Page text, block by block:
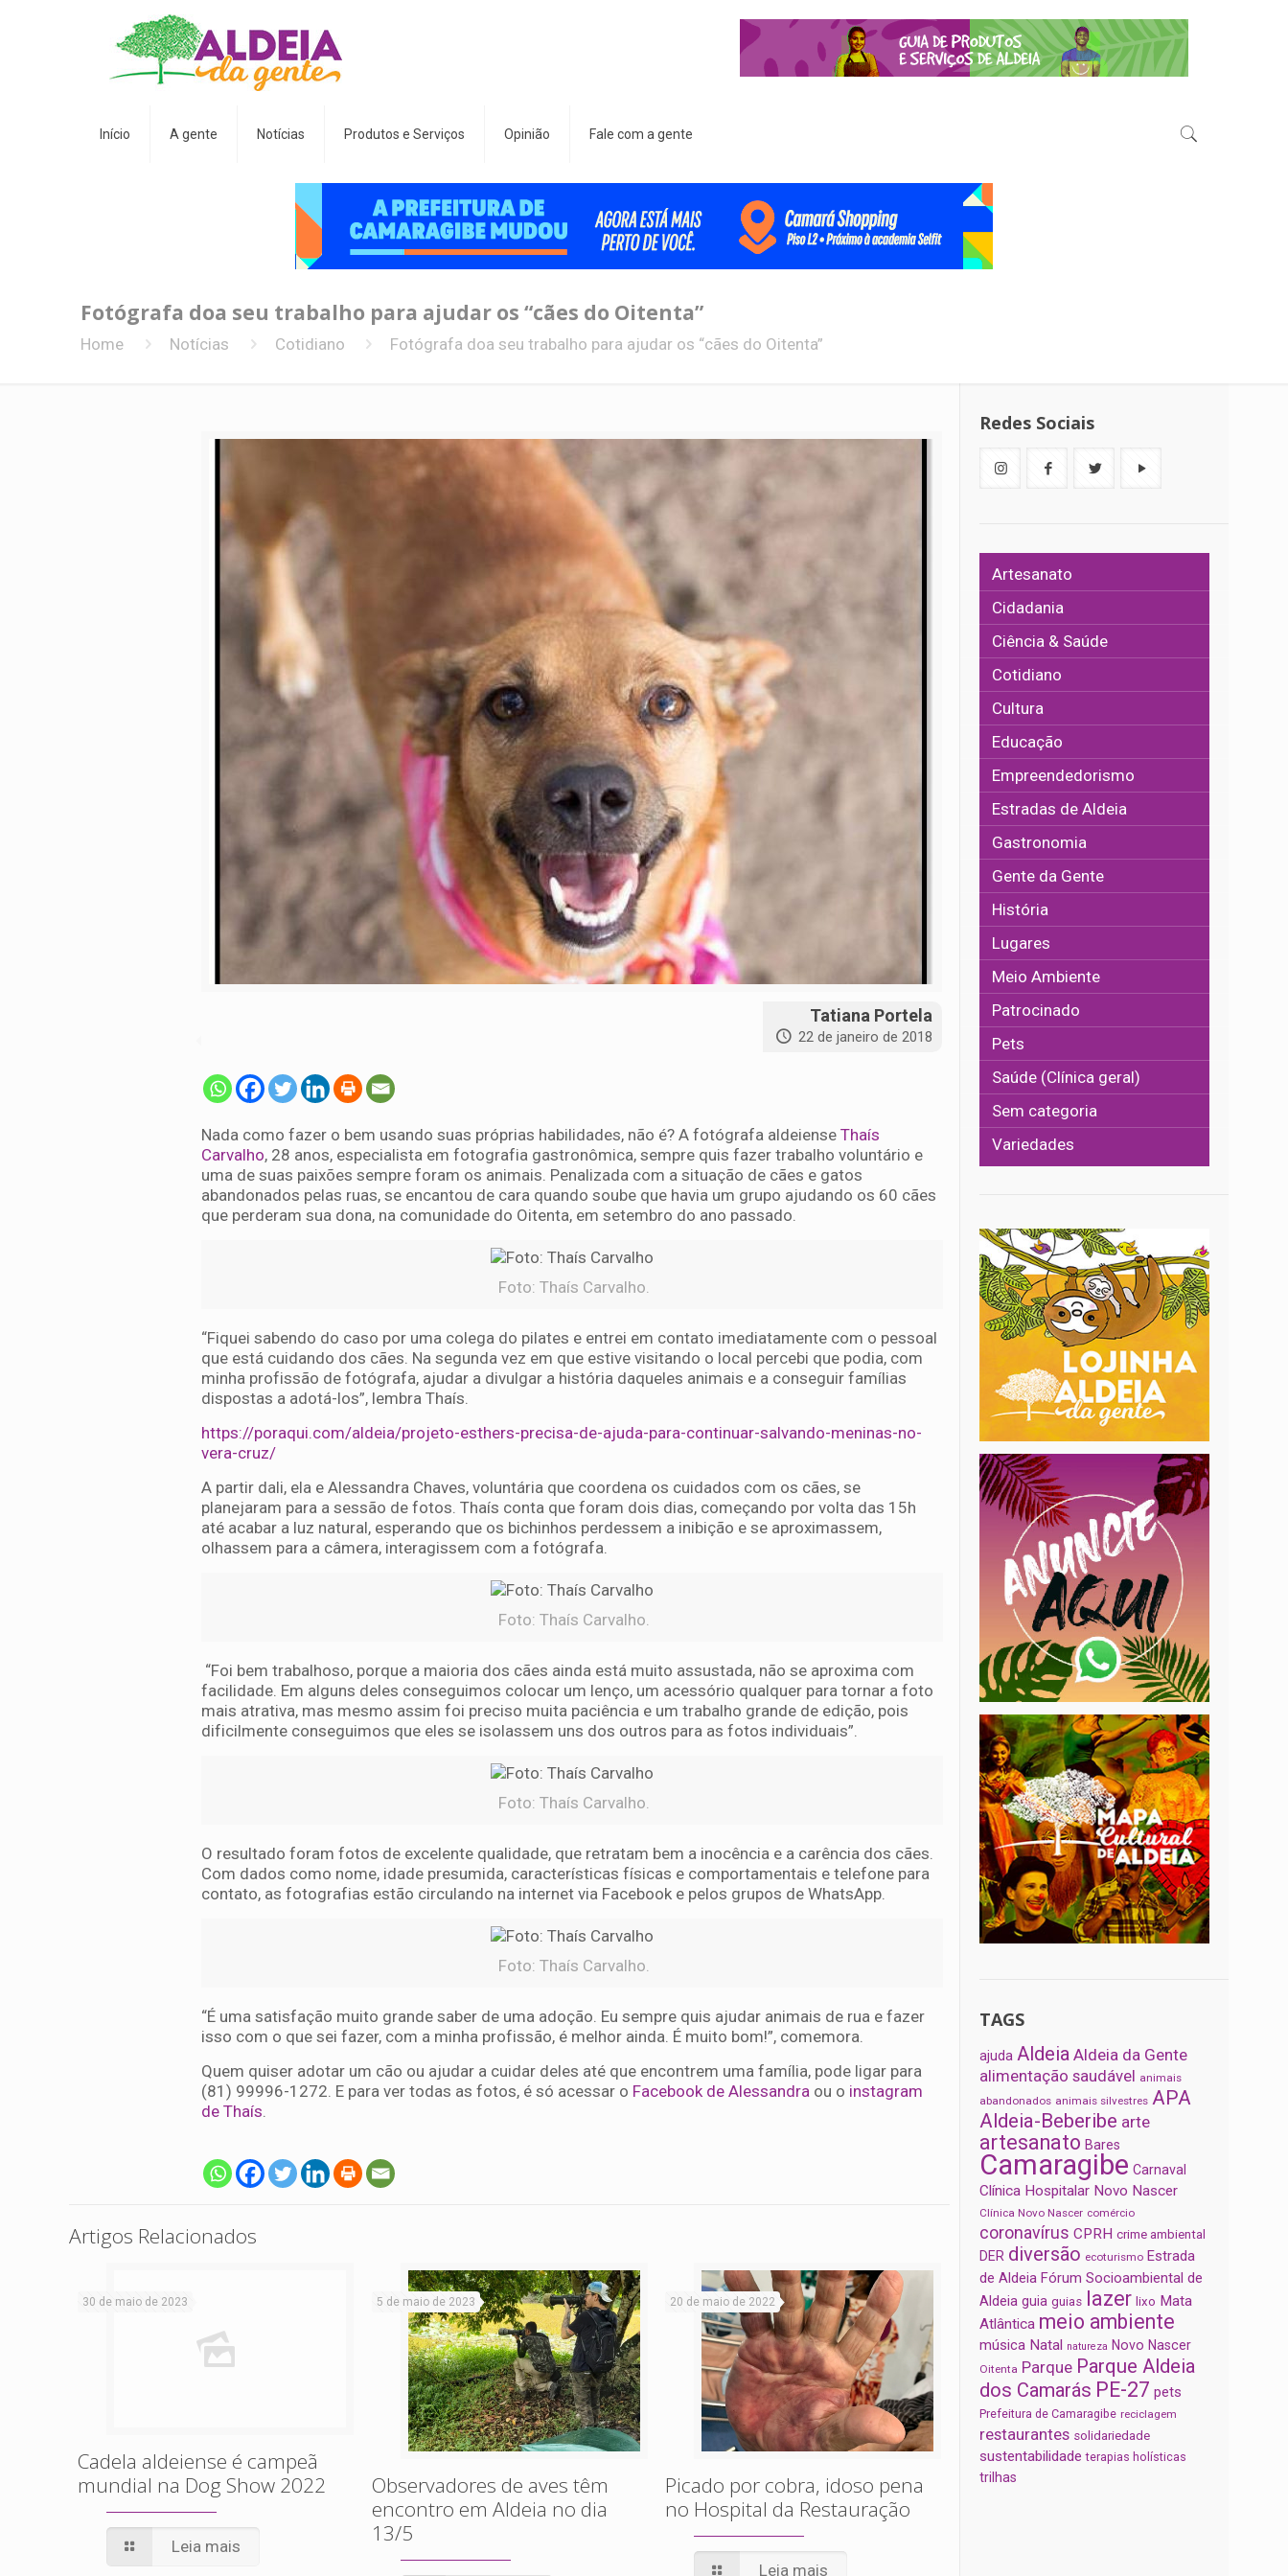
Início A gente Notícias Produtos e Serviços Opinião Fale com a gente
Fotógrafa doa seu trabalho para ajudar os “cães do Oitenta”
Home Notícias Cotidiano Fotógrafa doa seu trabalho para ajudar os “cães do Oitenta”
Tatiana Portela
22 de janeiro de 2018
Nada como fazer o bem usando suas próprias habilidades, não é? A fotógrafa aldeiense Thaís
Carvalho, 28 anos, especialista em fotografia gastronômica, sempre quis fazer trabalho voluntário e
uma de suas paixões sempre foram os animais. Penalizada com a situação de cães e gatos
abandonados pelas ruas, se encantou de cara quando soube que havia um grupo ajudando os 60 cães
que perderam sua dona, na comunidade do Oitenta, em setembro do ano passado.
Foto: Thaís Carvalho.
“Fiquei sabendo do caso por uma colega do pilates e entrei em contato imediatamente com o pessoal
que está cuidando dos cães. Na segunda vez em que estive visitando o local percebi que podia, com
minha profissão de fotógrafa, ajudar a divulgar a história daqueles animais e a conseguir famílias
dispostas a adotá-los”, lembra Thaís.
https://poraqui.com/aldeia/projeto-esthers-precisa-de-ajuda-para-continuar-salvando-meninas-no-
vera-cruz/
A partir dali, ela e Alessandra Chaves, voluntária que coordena os cuidados com os cães, se
planejaram para a sessão de fotos. Thaís conta que foram dois dias, começando por volta das 15h
até acabar a luz natural, esperando que os bichinhos perdessem a inibição e se aproximassem,
olhassem para a câmera, interagissem com a fotógrafa.
Foto: Thaís Carvalho.
“Foi bem trabalhoso, porque a maioria dos cães ainda está muito assustada, não se aproxima com
facilidade. Em alguns deles conseguimos colocar um lenço, um acessório qualquer para tornar a foto
mais atrativa, mas mesmo assim foi preciso muita paciência e um trabalho grande de edição, pois
dificilmente conseguimos que eles se isolassem uns dos outros para as fotos individuais”.
Foto: Thaís Carvalho.
O resultado foram fotos de excelente qualidade, que retratam bem a inocência e a carência dos cães.
Com dados como nome, idade presumida, características físicas e comportamentais e telefone para
contato, as fotografias estão circulando na internet via Facebook e pelos grupos de WhatsApp.
Foto: Thaís Carvalho.
“É uma satisfação muito grande saber de uma adoção. Eu sempre quis ajudar animais de rua e fazer
isso com o que sei fazer, com a minha profissão, é melhor ainda. É muito bom!”, comemora.
Quem quiser adotar um cão ou ajudar a cuidar deles até que encontrem uma família, pode ligar para
(81) 99996-1272. E para ver todas as fotos, é só acessar o Facebook de Alessandraou o instagram
de Thaís.
Artigos Relacionados
30 de maio de 2023
Cadela aldeiense é campeã
mundial na Dog Show 2022
Leia mais
5 de maio de 2023
Observadores de aves têm
encontro em Aldeia no dia
13/5
20 de maio de 2022
Picado por cobra, idoso pena
no Hospital da Restauração
Leia mais
Redes Sociais
Artesanato
Cidadania
Ciência & Saúde
Cotidiano
Cultura
Educação
Empreendedorismo
Estradas de Aldeia
Gastronomia
Gente da Gente
História
Lugares
Meio Ambiente
Patrocinado
Pets
Saúde (Clínica geral)
Sem categoria
Variedades
TAGS
ajuda Aldeia Aldeia da Gente
alimentação saudável animais
abandonados animais silvestres APA
Aldeia-Beberibe arte
artesanato Bares
Camaragibe Carnaval
Clínica Hospitalar Novo Nascer
Clínica Novo Nascer comércio
coronavírus CPRH crime ambiental
DER diversão ecoturismo Estrada
de Aldeia Fórum Socioambiental de
Aldeia guia guias lazer lixo Mata
Atlântica meio ambiente
música Natal natureza Novo Nascer
Oitenta Parque Parque Aldeia
dos Camarás PE-27 pets
Prefeitura de Camaragibe reciclagem
restaurantes solidariedade
sustentabilidade terapias holísticas
trilhas